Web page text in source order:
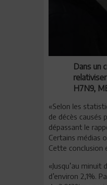
Dans un
H7N9,
«Selon les
de décès causés
dépassant le
Certains médias
Cette conclusion
«Jusqu’au
d’environ 2,1%.